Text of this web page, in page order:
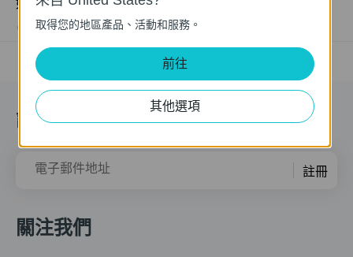
如何查看 TP-Link 產品的硬體版本？
11-04-2011 25765498views
訂閱
電子郵件地址 註冊
關注我們
取得您的地區產品、活動和服務。
前往
其他選項